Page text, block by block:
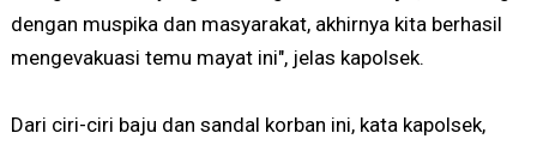
dengan muspika dan masyarakat, akhirnya kita berhasil
mengevakuasi temu mayat ini", jelas kapolsek.
Dari ciri-ciri baju dan sandal korban ini, kata kapolsek,